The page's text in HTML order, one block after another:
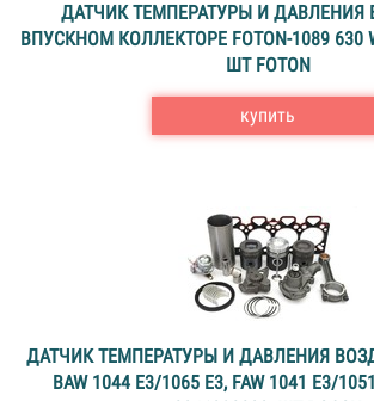
ДАТЧИК ТЕМПЕРАТУРЫ И ДАВЛЕНИЯ
ВПУСКНОМ КОЛЛЕКТОРЕ FOTON-1089 630
ШТ FOTON
купить
ДАТЧИК ТЕМПЕРАТУРЫ И ДАВЛЕНИЯ
BAW 1044 E3/1065 E3, FAW 1041 E3/